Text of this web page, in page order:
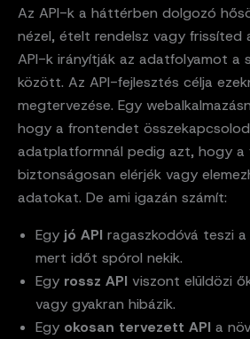
Az API-k a háttérben dolgozó
nézel, ételt rendelsz vagy frissíted
API-k irányítják az adatfolyamot a
között. Az API-fejlesztés célja
megtervezése. Egy
hogy a frontendet
adatplatformnál pedig azt, hogy a
biztonságosan elérjék vagy
adatokat. De ami igazán számít:
Egy jó API ragaszkodóvá teszi
mert időt spórol nekik.
Egy rossz API viszont elüldözi
vagy gyakran hibázik.
Egy okosan tervezett API a